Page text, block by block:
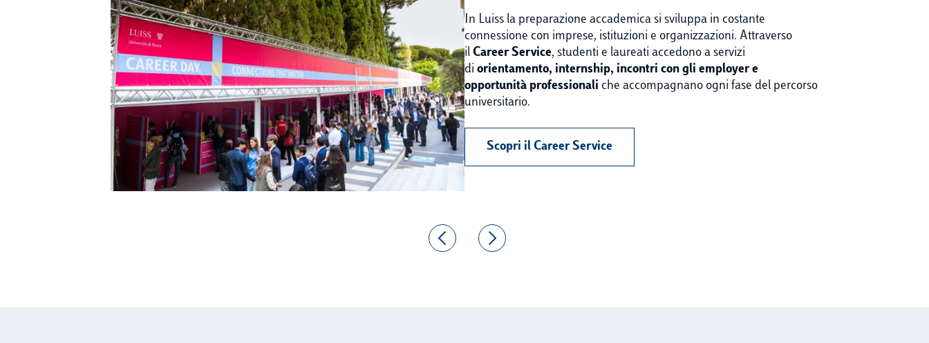
In Luiss la preparazione accademica si sviluppa in costante
connessione con imprese, istituzioni e organizzazioni. Attraverso
il Career Service, studenti e laureati accedono a servizi
di orientamento, internship, incontri con gli employer e
opportunità professionali che accompagnano ogni fase del percorso
universitario.
Scopri il Career Service